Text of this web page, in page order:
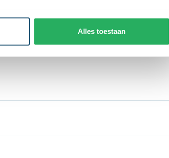
Alles toestaan